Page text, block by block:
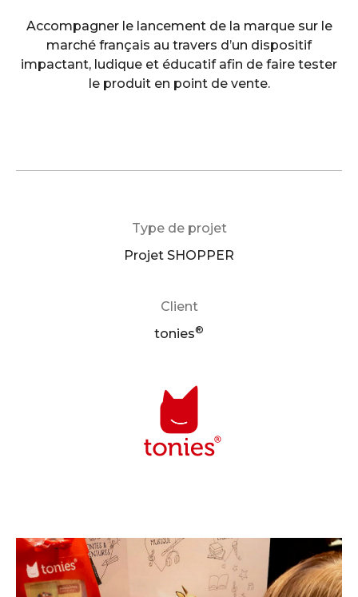
Accompagner le lancement de la marque sur le
marché français au travers d’un dispositif
impactant, ludique et éducatif afin de faire tester
le produit en point de vente.
Type de projet
Projet SHOPPER
Client
tonies®